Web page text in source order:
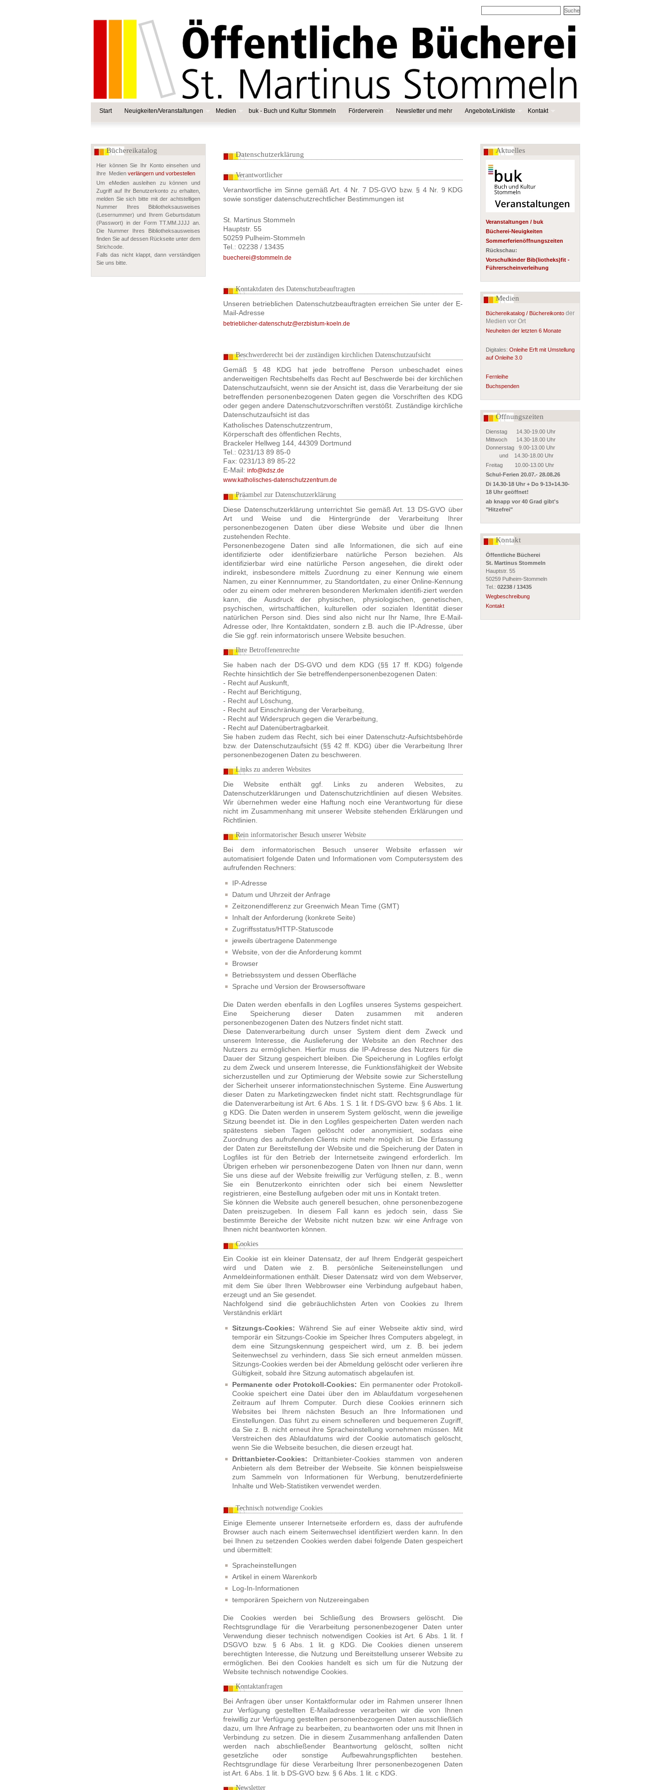
Start Neuigkeiten/Veranstaltungen Medien buk - Buch und Kultur Stommeln Förderverein Newsletter und mehr Angebote/Linkliste Kontakt
Büchereikatalog
Hier können Sie Ihr Konto einsehen und
Ihre Medien verlängern und vorbestellen
Um eMedien ausleihen zu können und
Zugriff auf Ihr Benutzerkonto zu erhalten,
melden Sie sich bitte mit der achtstelligen
Nummer Ihres Bibliotheksausweises
(Lesernummer) und Ihrem Geburtsdatum
(Passwort) in der Form TT.MM.JJJJ an.
Die Nummer Ihres Bibliotheksausweises
finden Sie auf dessen Rückseite unter dem
Strichcode.
Falls das nicht klappt, dann verständigen
Sie uns bitte.
Aktuelles
Veranstaltungen / buk
Bücherei-Neuigkeiten
Sommerferienöffnungszeiten
Rückschau:
Vorschulkinder Bib(liotheks)fit -
Führerscheinverleihung
Medien
Büchereikatalog / Büchereikonto der
Medien vor Ort
Neuheiten der letzten 6 Monate
Digitales: Onleihe Erft mit Umstellung
auf Onleihe 3.0
Fernleihe
Buchspenden
Öffnungszeiten
Dienstag 14.30-19.00 Uhr
Mittwoch 14.30-18.00 Uhr
Donnerstag 9.00-13.00 Uhr
und 14.30-18.00 Uhr
Freitag 10.00-13.00 Uhr
Schul-Ferien 20.07.- 28.08.26
Di 14.30-18 Uhr + Do 9-13+14.30-
18 Uhr geöffnet!
ab knapp vor 40 Grad gibt's
"Hitzefrei"
Kontakt
Öffentliche Bücherei
St. Martinus Stommeln
Hauptstr. 55
50259 Pulheim-Stommeln
Tel.: 02238 / 13435
Wegbeschreibung
Kontakt
Datenschutzerklärung
Verantwortlicher
Verantwortliche im Sinne gemäß Art. 4 Nr. 7 DS-GVO bzw. § 4 Nr. 9 KDG
sowie sonstiger datenschutzrechtlicher Bestimmungen ist
St. Martinus Stommeln
Hauptstr. 55
50259 Pulheim-Stommeln
Tel.: 02238 / 13435
buecherei@stommeln.de
Kontaktdaten des Datenschutzbeauftragten
Unseren betrieblichen Datenschutzbeauftragten erreichen Sie unter der E-
Mail-Adresse
betrieblicher-datenschutz@erzbistum-koeln.de
Beschwerderecht bei der zuständigen kirchlichen Datenschutzaufsicht
Gemäß § 48 KDG hat jede betroffene Person unbeschadet eines
anderweitigen Rechtsbehelfs das Recht auf Beschwerde bei der kirchlichen
Datenschutzaufsicht, wenn sie der Ansicht ist, dass die Verarbeitung der sie
betreffenden personenbezogenen Daten gegen die Vorschriften des KDG
oder gegen andere Datenschutzvorschriften verstößt. Zuständige kirchliche
Datenschutzaufsicht ist das
Katholisches Datenschutzzentrum,
Körperschaft des öffentlichen Rechts,
Brackeler Hellweg 144, 44309 Dortmund
Tel.: 0231/13 89 85-0
Fax: 0231/13 89 85-22
E-Mail: info@kdsz.de
www.katholisches-datenschutzzentrum.de
Präambel zur Datenschutzerklärung
Diese Datenschutzerklärung unterrichtet Sie gemäß Art. 13 DS-GVO über
Art und Weise und die Hintergründe der Verarbeitung Ihrer
personenbezogenen Daten über diese Website und über die Ihnen
zustehenden Rechte.
Personenbezogene Daten sind alle Informationen, die sich auf eine
identifizierte oder identifizierbare natürliche Person beziehen. Als
identifizierbar wird eine natürliche Person angesehen, die direkt oder
indirekt, insbesondere mittels Zuordnung zu einer Kennung wie einem
Namen, zu einer Kennnummer, zu Standortdaten, zu einer Online-Kennung
oder zu einem oder mehreren besonderen Merkmalen identifi-ziert werden
kann, die Ausdruck der physischen, physiologischen, genetischen,
psychischen, wirtschaftlichen, kulturellen oder sozialen Identität dieser
natürlichen Person sind. Dies sind also nicht nur Ihr Name, Ihre E-Mail-
Adresse oder‚ Ihre Kontaktdaten, sondern z.B. auch die IP-Adresse, über
die Sie ggf. rein informatorisch unsere Website besuchen.
Ihre Betroffenenrechte
Sie haben nach der DS-GVO und dem KDG (§§ 17 ff. KDG) folgende
Rechte hinsichtlich der Sie betreffendenpersonenbezogenen Daten:
- Recht auf Auskunft,
- Recht auf Berichtigung,
- Recht auf Löschung,
- Recht auf Einschränkung der Verarbeitung,
- Recht auf Widerspruch gegen die Verarbeitung,
- Recht auf Datenübertragbarkeit.
Sie haben zudem das Recht, sich bei einer Datenschutz-Aufsichtsbehörde
bzw. der Datenschutzaufsicht (§§ 42 ff. KDG) über die Verarbeitung Ihrer
personenbezogenen Daten zu beschweren.
Links zu anderen Websites
Die Website enthält ggf. Links zu anderen Websites, zu
Datenschutzerklärungen und Datenschutzrichtlinien auf diesen Websites.
Wir übernehmen weder eine Haftung noch eine Verantwortung für diese
nicht im Zusammenhang mit unserer Website stehenden Erklärungen und
Richtlinien.
Rein informatorischer Besuch unserer Website
Bei dem informatorischen Besuch unserer Website erfassen wir
automatisiert folgende Daten und Informationen vom Computersystem des
aufrufenden Rechners:
IP-Adresse
Datum und Uhrzeit der Anfrage
Zeitzonendifferenz zur Greenwich Mean Time (GMT)
Inhalt der Anforderung (konkrete Seite)
Zugriffsstatus/HTTP-Statuscode
jeweils übertragene Datenmenge
Website, von der die Anforderung kommt
Browser
Betriebssystem und dessen Oberfläche
Sprache und Version der Browsersoftware
Die Daten werden ebenfalls in den Logfiles unseres Systems gespeichert.
Eine Speicherung dieser Daten zusammen mit anderen
personenbezogenen Daten des Nutzers findet nicht statt.
Diese Datenverarbeitung durch unser System dient dem Zweck und
unserem Interesse, die Auslieferung der Website an den Rechner des
Nutzers zu ermöglichen. Hierfür muss die IP-Adresse des Nutzers für die
Dauer der Sitzung gespeichert bleiben. Die Speicherung in Logfiles erfolgt
zu dem Zweck und unserem Interesse, die Funktionsfähigkeit der Website
sicherzustellen und zur Optimierung der Website sowie zur Sicherstellung
der Sicherheit unserer informationstechnischen Systeme. Eine Auswertung
dieser Daten zu Marketingzwecken findet nicht statt. Rechtsgrundlage für
die Datenverarbeitung ist Art. 6 Abs. 1 S. 1 lit. f DS-GVO bzw. § 6 Abs. 1 lit.
g KDG. Die Daten werden in unserem System gelöscht, wenn die jeweilige
Sitzung beendet ist. Die in den Logfiles gespeicherten Daten werden nach
spätestens sieben Tagen gelöscht oder anonymisiert, sodass eine
Zuordnung des aufrufenden Clients nicht mehr möglich ist. Die Erfassung
der Daten zur Bereitstellung der Website und die Speicherung der Daten in
Logfiles ist für den Betrieb der Internetseite zwingend erforderlich. Im
Übrigen erheben wir personenbezogene Daten von Ihnen nur dann, wenn
Sie uns diese auf der Website freiwillig zur Verfügung stellen, z. B., wenn
Sie ein Benutzerkonto einrichten oder sich bei einem Newsletter
registrieren, eine Bestellung aufgeben oder mit uns in Kontakt treten.
Sie können die Website auch generell besuchen, ohne personenbezogene
Daten preiszugeben. In diesem Fall kann es jedoch sein, dass Sie
bestimmte Bereiche der Website nicht nutzen bzw. wir eine Anfrage von
Ihnen nicht beantworten können.
Cookies
Ein Cookie ist ein kleiner Datensatz, der auf Ihrem Endgerät gespeichert
wird und Daten wie z. B. persönliche Seiteneinstellungen und
Anmeldeinformationen enthält. Dieser Datensatz wird von dem Webserver,
mit dem Sie über Ihren Webbrowser eine Verbindung aufgebaut haben,
erzeugt und an Sie gesendet.
Nachfolgend sind die gebräuchlichsten Arten von Cookies zu Ihrem
Verständnis erklärt
Sitzungs-Cookies: Während Sie auf einer Webseite aktiv sind, wird
temporär ein Sitzungs-Cookie im Speicher Ihres Computers abgelegt, in
dem eine Sitzungskennung gespeichert wird, um z. B. bei jedem
Seitenwechsel zu verhindern, dass Sie sich erneut anmelden müssen.
Sitzungs-Cookies werden bei der Abmeldung gelöscht oder verlieren ihre
Gültigkeit, sobald ihre Sitzung automatisch abgelaufen ist.
Permanente oder Protokoll-Cookies: Ein permanenter oder Protokoll-
Cookie speichert eine Datei über den im Ablaufdatum vorgesehenen
Zeitraum auf Ihrem Computer. Durch diese Cookies erinnern sich
Websites bei Ihrem nächsten Besuch an Ihre Informationen und
Einstellungen. Das führt zu einem schnelleren und bequemeren Zugriff,
da Sie z. B. nicht erneut ihre Spracheinstellung vornehmen müssen. Mit
Verstreichen des Ablaufdatums wird der Cookie automatisch gelöscht,
wenn Sie die Webseite besuchen, die diesen erzeugt hat.
Drittanbieter-Cookies: Drittanbieter-Cookies stammen von anderen
Anbietern als dem Betreiber der Webseite. Sie können beispielsweise
zum Sammeln von Informationen für Werbung, benutzerdefinierte
Inhalte und Web-Statistiken verwendet werden.
Technisch notwendige Cookies
Einige Elemente unserer Internetseite erfordern es, dass der aufrufende
Browser auch nach einem Seitenwechsel identifiziert werden kann. In den
bei Ihnen zu setzenden Cookies werden dabei folgende Daten gespeichert
und übermittelt:
Spracheinstellungen
Artikel in einem Warenkorb
Log-In-Informationen
temporären Speichern von Nutzereingaben
Die Cookies werden bei Schließung des Browsers gelöscht. Die
Rechtsgrundlage für die Verarbeitung personenbezogener Daten unter
Verwendung dieser technisch notwendigen Cookies ist Art. 6 Abs. 1 lit. f
DSGVO bzw. § 6 Abs. 1 lit. g KDG. Die Cookies dienen unserem
berechtigten Interesse, die Nutzung und Bereitstellung unserer Website zu
ermöglichen. Bei den Cookies handelt es sich um für die Nutzung der
Website technisch notwendige Cookies.
Kontaktanfragen
Bei Anfragen über unser Kontaktformular oder im Rahmen unserer Ihnen
zur Verfügung gestellten E-Mailadresse verarbeiten wir die von Ihnen
freiwillig zur Verfügung gestellten personenbezogenen Daten ausschließlich
dazu, um Ihre Anfrage zu bearbeiten, zu beantworten oder uns mit Ihnen in
Verbindung zu setzen. Die in diesem Zusammenhang anfallenden Daten
werden nach abschließender Beantwortung gelöscht, sollten nicht
gesetzliche oder sonstige Aufbewahrungspflichten bestehen.
Rechtsgrundlage für diese Verarbeitung Ihrer personenbezogenen Daten
ist Art. 6 Abs. 1 lit. b DS-GVO bzw. § 6 Abs. 1 lit. c KDG.
Newsletter